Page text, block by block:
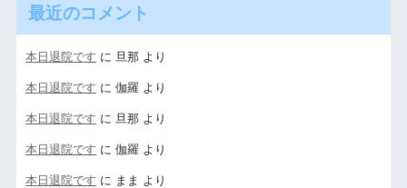
最近のコメント
本日退院です に 旦那より
本日退院です に 伽羅より
本日退院です に 旦那より
本日退院です に 伽羅より
本日退院です に まま より